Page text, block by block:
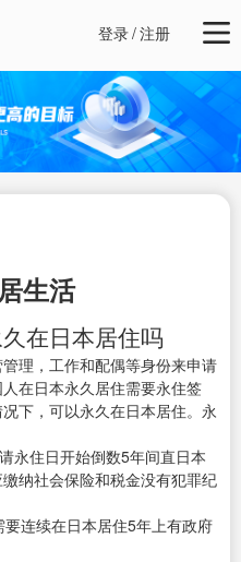
登录/注册
生活
在日本居住吗
理，工作和配偶等身份来申请
在日本永久居住需要永住签
下，可以永久在日本居住。永
永住日开始倒数5年间直日本
纳社会保险和税金没有犯罪纪
连续在日本居住5年上有政府